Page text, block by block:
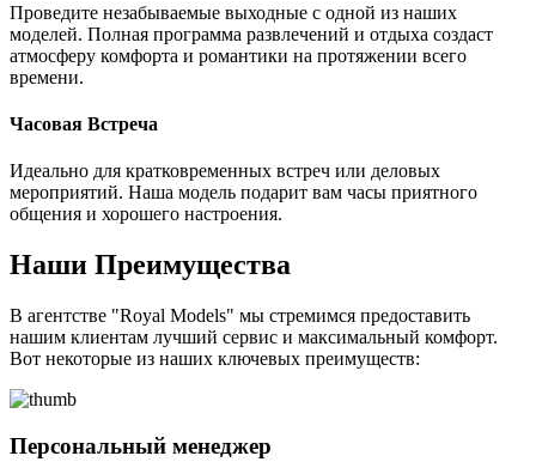
Проведите незабываемые выходные с одной из наших
моделей. Полная программа развлечений и отдыха создаст
атмосферу комфорта и романтики на протяжении всего
времени.
Часовая Встреча
Идеально для кратковременных встреч или деловых
мероприятий. Наша модель подарит вам часы приятного
общения и хорошего настроения.
Наши Преимущества
В агентстве "Royal Models" мы стремимся предоставить
нашим клиентам лучший сервис и максимальный комфорт.
Вот некоторые из наших ключевых преимуществ:
Персональный менеджер